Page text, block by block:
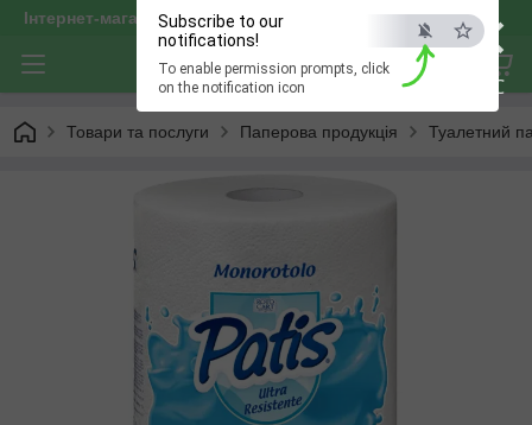
×
ESC
Subscribe to our
notifications!
To enable permission prompts, click
on the notification icon
Інтернет-магазин "optservis"
Товари та послуги Паперова продукція Туалетний